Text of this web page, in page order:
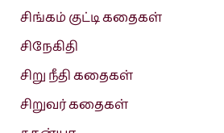
சிங்கம் குட்டி கதைகள்
சிநேகிதி
சிறு நீதி கதைகள்
சிறுவர் கதைகள்